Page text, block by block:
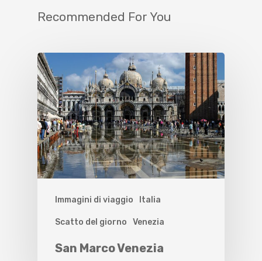
Recommended For You
Immagini di viaggio Italia
Scatto del giorno Venezia
San Marco Venezia